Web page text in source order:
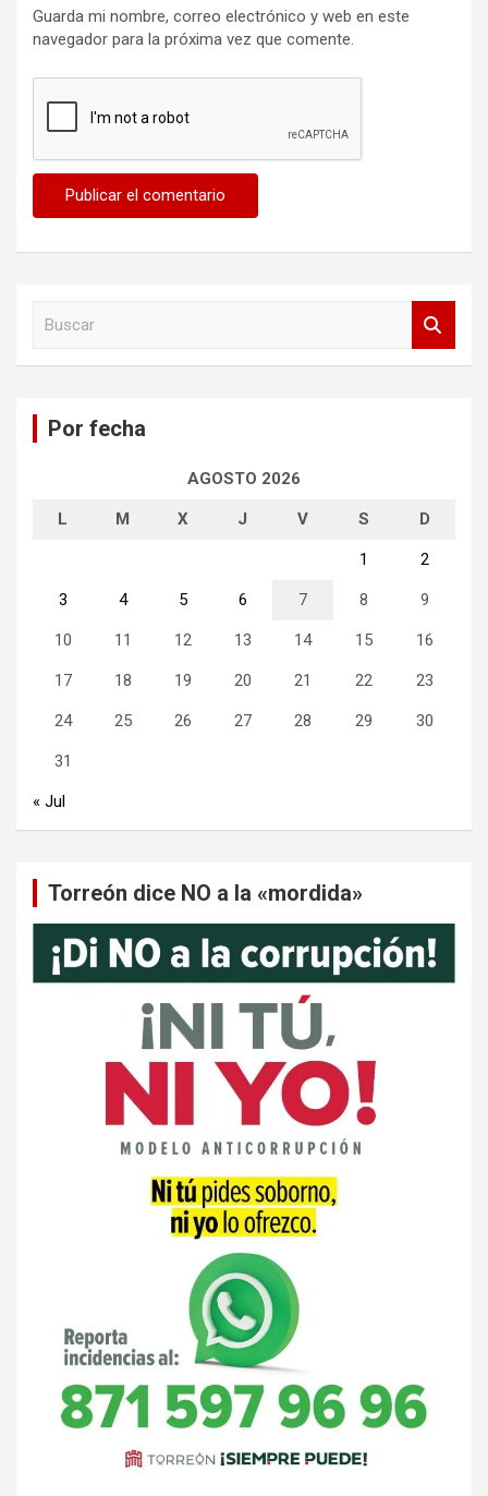
Guarda mi nombre, correo electrónico y web en este
navegador para la próxima vez que comente.
Por fecha
AGOSTO 2026
L M X J V S D
1 2
3 4 5 6 7 8 9
10 11 12 13 14 15 16
17 18 19 20 21 22 23
24 25 26 27 28 29 30
31
« Jul
Torreón dice NO a la «mordida»